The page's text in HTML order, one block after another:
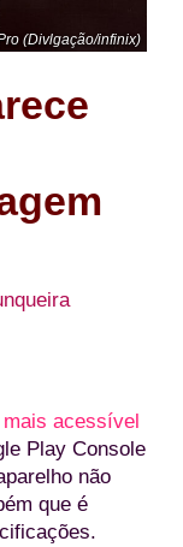
(Divlgação/infinix)
mais acessível
Play Console
não
que é